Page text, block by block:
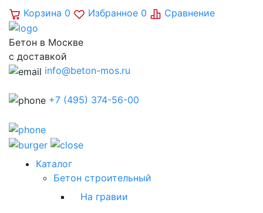
Корзина 0 Избранное 0 Сравнение
Бетон в Москве
с доставкой
info@beton-mos.ru
+7 (495) 374-56-00
Каталог
Бетон строительный
На гравии